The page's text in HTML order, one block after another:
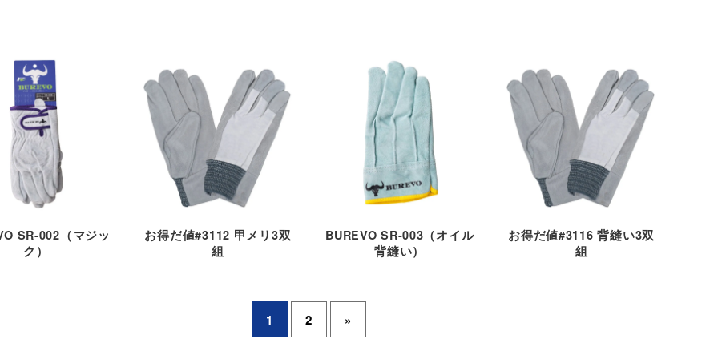
SR-002（マジッ
ク）
お得だ値#3112 甲メリ3双
組
BUREVO SR-003（オイル
背縫い）
お得だ値#3116 背縫い3双
組
1 2 »